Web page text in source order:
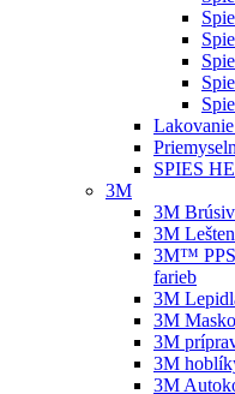
SPIES
3M
3M
3M
3M™
farieb
3M
3M
3M
3M
3M